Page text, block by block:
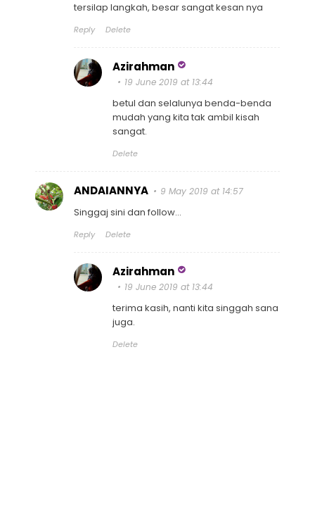
tersilap langkah, besar sangat kesan nya
Reply Delete
Azirahman
19 June 2019 at 13:44
betul dan selalunya benda-benda
mudah yang kita tak ambil kisah
sangat.
Delete
ANDAIANNYA 9 May 2019 at 14:57
Singgaj sini dan follow...
Reply Delete
Azirahman
19 June 2019 at 13:44
terima kasih, nanti kita singgah sana
juga.
Delete